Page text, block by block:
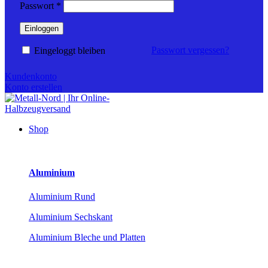
Passwort *
Einloggen
Passwort vergessen?
Eingeloggt bleiben
Kundenkonto
Konto erstellen
Shop
Aluminium
Aluminium Rund
Aluminium Sechskant
Aluminium Bleche und Platten